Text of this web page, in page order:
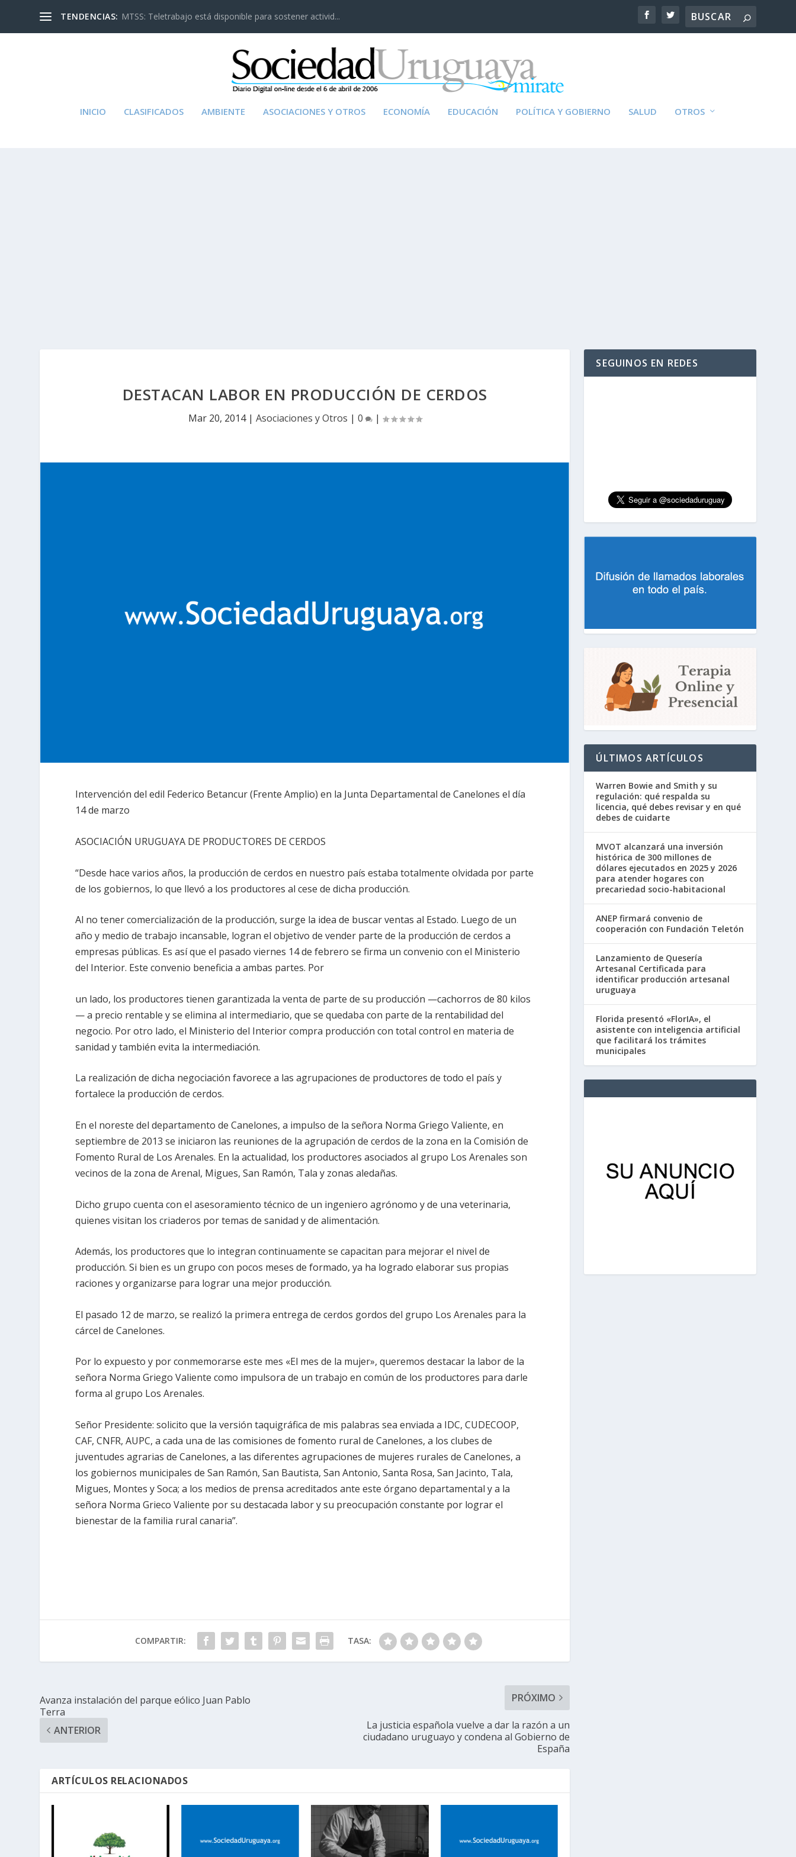
TENDENCIAS: MTSS: Teletrabajo está disponible para sostener activid...
INICIO CLASIFICADOS AMBIENTE ASOCIACIONES Y OTROS ECONOMÍA EDUCACIÓN POLÍTICA Y GOBIERNO SALUD OTROS
DESTACAN LABOR EN PRODUCCIÓN DE CERDOS
Mar 20, 2014| Asociaciones y Otros | 0 |
Intervención del edil Federico Betancur (Frente Amplio) en la Junta Departamental de Canelones el día
14 de marzo
ASOCIACIÓN URUGUAYA DE PRODUCTORES DE CERDOS
“Desde hace varios años, la producción de cerdos en nuestro país estaba totalmente olvidada por parte
de los gobiernos, lo que llevó a los productores al cese de dicha producción.
Al no tener comercialización de la producción, surge la idea de buscar ventas al Estado. Luego de un
año y medio de trabajo incansable, logran el objetivo de vender parte de la producción de cerdos a
empresas públicas. Es así que el pasado viernes 14 de febrero se firma un convenio con el Ministerio
del Interior. Este convenio beneficia a ambas partes. Por
un lado, los productores tienen garantizada la venta de parte de su producción —cachorros de 80 kilos
— a precio rentable y se elimina al intermediario, que se quedaba con parte de la rentabilidad del
negocio. Por otro lado, el Ministerio del Interior compra producción con total control en materia de
sanidad y también evita la intermediación.
La realización de dicha negociación favorece a las agrupaciones de productores de todo el país y
fortalece la producción de cerdos.
En el noreste del departamento de Canelones, a impulso de la señora Norma Griego Valiente, en
septiembre de 2013 se iniciaron las reuniones de la agrupación de cerdos de la zona en la Comisión de
Fomento Rural de Los Arenales. En la actualidad, los productores asociados al grupo Los Arenales son
vecinos de la zona de Arenal, Migues, San Ramón, Tala y zonas aledañas.
Dicho grupo cuenta con el asesoramiento técnico de un ingeniero agrónomo y de una veterinaria,
quienes visitan los criaderos por temas de sanidad y de alimentación.
Además, los productores que lo integran continuamente se capacitan para mejorar el nivel de
producción. Si bien es un grupo con pocos meses de formado, ya ha logrado elaborar sus propias
raciones y organizarse para lograr una mejor producción.
El pasado 12 de marzo, se realizó la primera entrega de cerdos gordos del grupo Los Arenales para la
cárcel de Canelones.
Por lo expuesto y por conmemorarse este mes «El mes de la mujer», queremos destacar la labor de la
señora Norma Griego Valiente como impulsora de un trabajo en común de los productores para darle
forma al grupo Los Arenales.
Señor Presidente: solicito que la versión taquigráfica de mis palabras sea enviada a IDC, CUDECOOP,
CAF, CNFR, AUPC, a cada una de las comisiones de fomento rural de Canelones, a los clubes de
juventudes agrarias de Canelones, a las diferentes agrupaciones de mujeres rurales de Canelones, a
los gobiernos municipales de San Ramón, San Bautista, San Antonio, Santa Rosa, San Jacinto, Tala,
Migues, Montes y Soca; a los medios de prensa acreditados ante este órgano departamental y a la
señora Norma Grieco Valiente por su destacada labor y su preocupación constante por lograr el
bienestar de la familia rural canaria”.
COMPARTIR: TASA:
Avanza instalación del parque eólico Juan Pablo
Terra
ANTERIOR
PRÓXIMO
La justicia española vuelve a dar la razón a un
ciudadano uruguayo y condena al Gobierno de
España
ARTÍCULOS RELACIONADOS
SEGUINOS EN REDES
ÚLTIMOS ARTÍCULOS
Warren Bowie and Smith y su
regulación: qué respalda su
licencia, qué debes revisar y en qué
debes de cuidarte
MVOT alcanzará una inversión
histórica de 300 millones de
dólares ejecutados en 2025 y 2026
para atender hogares con
precariedad socio-habitacional
ANEP firmará convenio de
cooperación con Fundación Teletón
Lanzamiento de Quesería
Artesanal Certificada para
identificar producción artesanal
uruguaya
Florida presentó «FlorIA», el
asistente con inteligencia artificial
que facilitará los trámites
municipales